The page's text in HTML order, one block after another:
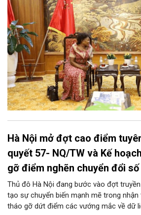
Nam và Uganda.
Hà Nội mở đợt cao điểm
quyết 57- NQ/TW và Kế
gỡ điểm nghẽn chuyển đổi số
Thủ đô Hà Nội đang bước vào đợt
tạo sự chuyển biến mạnh mẽ trong nhận
tháo gỡ dứt điểm các vướng mắc về dữ